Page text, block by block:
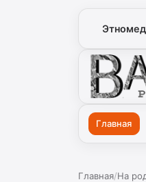
Ватан
Главная
Главная/На